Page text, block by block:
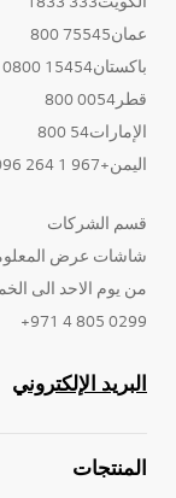
عمان75545 800
باكستان15454 0800
قطر0054 800
الإمارات54 800
اليمن+967 1 264 096
قسم الشركات
شاشات عرض
من يوم الاحد الى الخميس
0299 805 4 971+
البريد الإلكتروني
المنتجات